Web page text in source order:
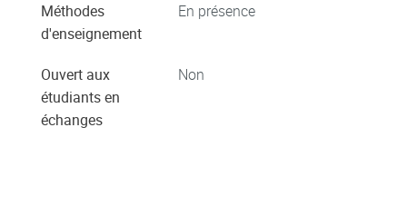
Méthodes
d'enseignement
En présence
Ouvert aux
étudiants en
échanges
Non